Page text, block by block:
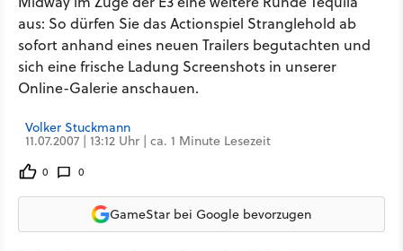
aus: So dürfen Sie das Actionspiel Stranglehold ab
sofort anhand eines neuen Trailers begutachten und
sich eine frische Ladung Screenshots in unserer
Online-Galerie anschauen.
Volker Stuckmann
11.07.2007 | 13:12 Uhr | ca. 1 Minute Lesezeit
0 0
GameStar bei Google bevorzugen